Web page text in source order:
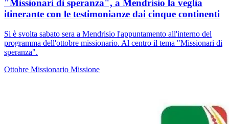
"Missionari di speranza", a Mendrisio la veglia
itinerante con le testimonianze dai cinque continenti
Si è svolta sabato sera a Mendrisio l'appuntamento all'interno del
programma dell'ottobre missionario. Al centro il tema "Missionari di
speranza".
Ottobre Missionario Missione